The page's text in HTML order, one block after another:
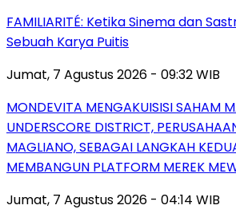
FAMILIARITÉ: Ketika Sinema dan
Sebuah Karya Puitis
Jumat, 7 Agustus 2026 - 09:32 WIB
MONDEVITA MENGAKUISISI SAHAM
UNDERSCORE DISTRICT,
MAGLIANO, SEBAGAI LANGKAH
MEMBANGUN PLATFORM MEREK
Jumat, 7 Agustus 2026 - 04:14 WIB